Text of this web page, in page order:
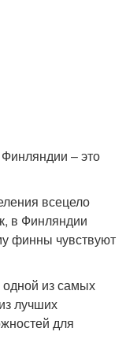
– это
всецело
в Финляндии
финны чувствуют
из самых
лучших
для